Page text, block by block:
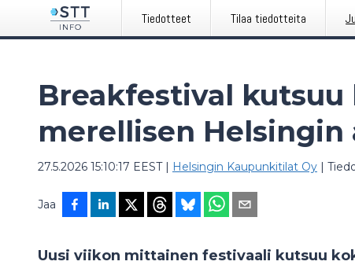
Tiedotteet Tilaa tiedotteita
Breakfestival kutsuu
merellisen Helsingin
27.5.2026 15:10:17 EEST| Helsingin Kaupunkitilat Oy |
Jaa
Uusi viikon mittainen festivaali kutsuu